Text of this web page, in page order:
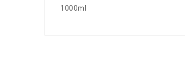
1000ml